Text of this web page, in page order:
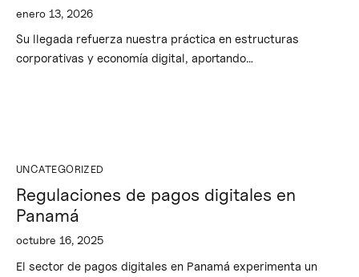
enero 13, 2026
Su llegada refuerza nuestra práctica en estructuras
corporativas y economía digital, aportando…
UNCATEGORIZED
Regulaciones de pagos digitales en
Panamá
octubre 16, 2025
El sector de pagos digitales en Panamá experimenta un